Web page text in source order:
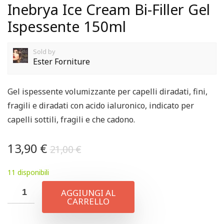
Inebrya Ice Cream Bi-Filler Gel
Ispessente 150ml
Sold by
Ester Forniture
Gel ispessente volumizzante per capelli diradati, fini,
fragili e diradati con acido ialuronico, indicato per
capelli sottili, fragili e che cadono.
21,00€
13,90 €
11 disponibili
AGGIUNGI AL
CARRELLO